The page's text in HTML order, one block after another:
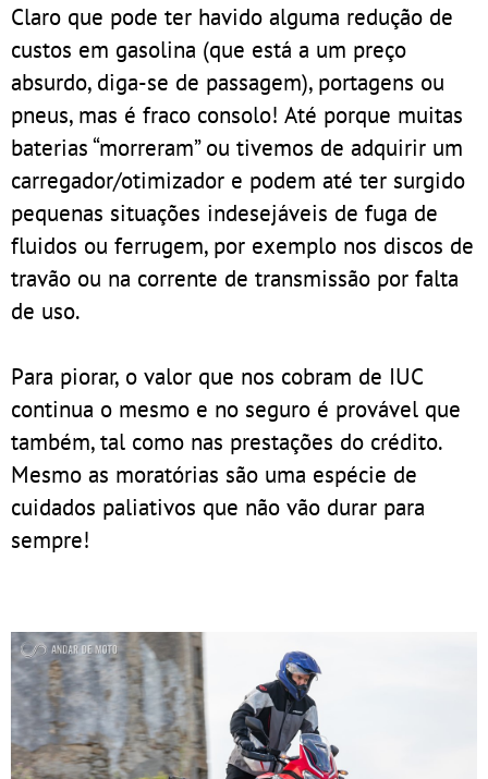
Claro que pode ter havido alguma redução de
custos em gasolina (que está a um preço
absurdo, diga-se de passagem), portagens ou
pneus, mas é fraco consolo! Até porque muitas
baterias “morreram” ou tivemos de adquirir um
carregador/otimizador e podem até ter surgido
pequenas situações indesejáveis de fuga de
fluidos ou ferrugem, por exemplo nos discos de
travão ou na corrente de transmissão por falta
de uso.
Para piorar, o valor que nos cobram de IUC
continua o mesmo e no seguro é provável que
também, tal como nas prestações do crédito.
Mesmo as moratórias são uma espécie de
cuidados paliativos que não vão durar para
sempre!